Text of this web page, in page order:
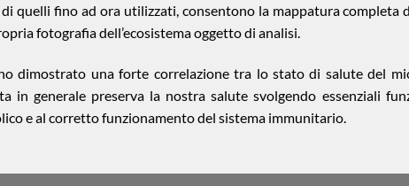
quelli fino ad ora utilizzati, consentono la mappatura completa
fotografia dell’ecosistema oggetto di analisi.
dimostrato una forte correlazione tra lo stato di salute del
in generale preserva la nostra salute svolgendo essenziali
e al corretto funzionamento del sistema immunitario.